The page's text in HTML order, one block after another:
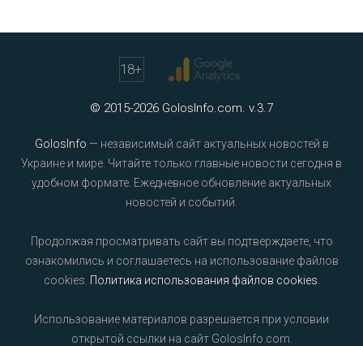
18+
© 2015-2026 GolosInfo.com. v.3.7
GolosInfo — независимый сайт актуальных новостей в
Украине и мире. Читайте только главные новости сегодня в
удобном формате. Ежедневное обновление актуальных
новостей и событий.
Продолжая просматривать сайт вы подтверждаете, что
ознакомились и соглашаетесь на использование файлов
cookies. Политика использования файлов cookies
Использование материалов разрешается при условии
открытой ссылки на сайт GolosInfo.com.